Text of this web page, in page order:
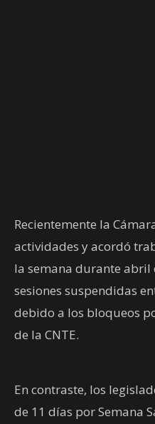
Recientemente la
actividades y acordó
la semana durante abril
sesiones suspendidas
debido a los bloqueos
de la CNTE.
En contraste, los
de 11 días por Semana